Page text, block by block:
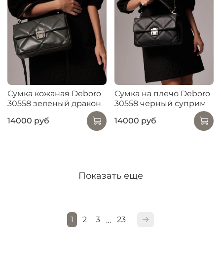
Сумка кожаная Deboro
30558 зеленый дракон
14000 руб
Сумка на плечо Deboro
30558 черный суприм
14000 руб
Показать еще
1 2 3 … 23